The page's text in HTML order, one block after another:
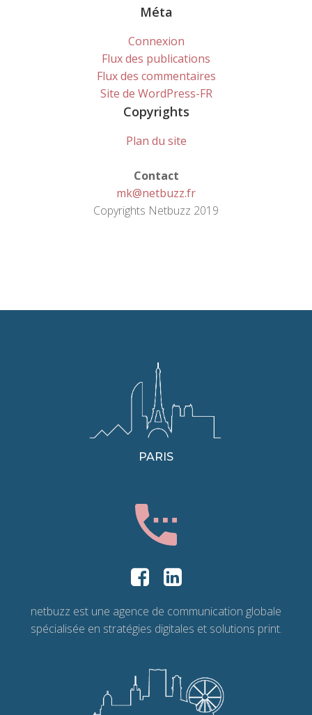
Méta
Connexion
Flux des publications
Flux des commentaires
Site de WordPress-FR
Copyrights
Plan du site
Contact
mk@netbuzz.fr
Copyrights Netbuzz 2019
PARIS
netbuzz est une agence de communication globale
spécialisée en stratégies digitales et solutions print.